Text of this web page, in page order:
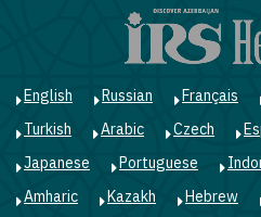
English Russian Français
Turkish
Arabic Czech
Japanese
Portuguese
Amharic
Kazakh Hebrew